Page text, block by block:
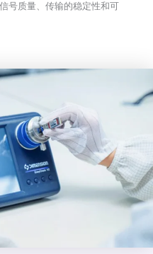
号质量、传输的稳定性和可